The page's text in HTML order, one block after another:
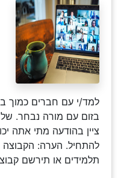
למד/י עם חברים כמוך
בזום עם מורה נבחר.
ציין בהודעה מתי אתה
להתחיל. הערה: הקבוצה
תלמידים או תירשם